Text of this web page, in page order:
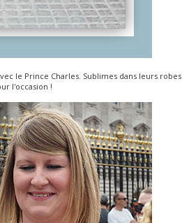
le Prince Charles. Sublimes dans leurs robes
l'occasion !